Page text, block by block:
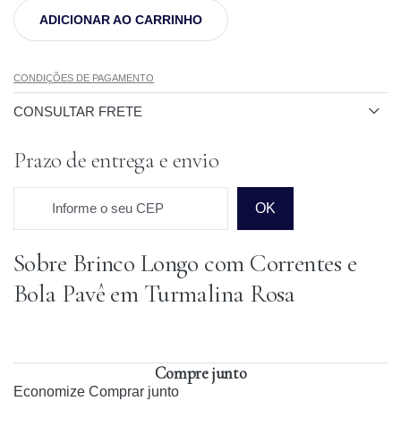
ADICIONAR AO CARRINHO
CONDIÇÕES DE PAGAMENTO
CONSULTAR FRETE
Prazo de entrega e envio
Informe o seu CEP OK
Prazo para o CEP
Sobre Brinco Longo com Correntes e
Bola Pavê em Turmalina Rosa
Compre junto
Economize Comprar junto